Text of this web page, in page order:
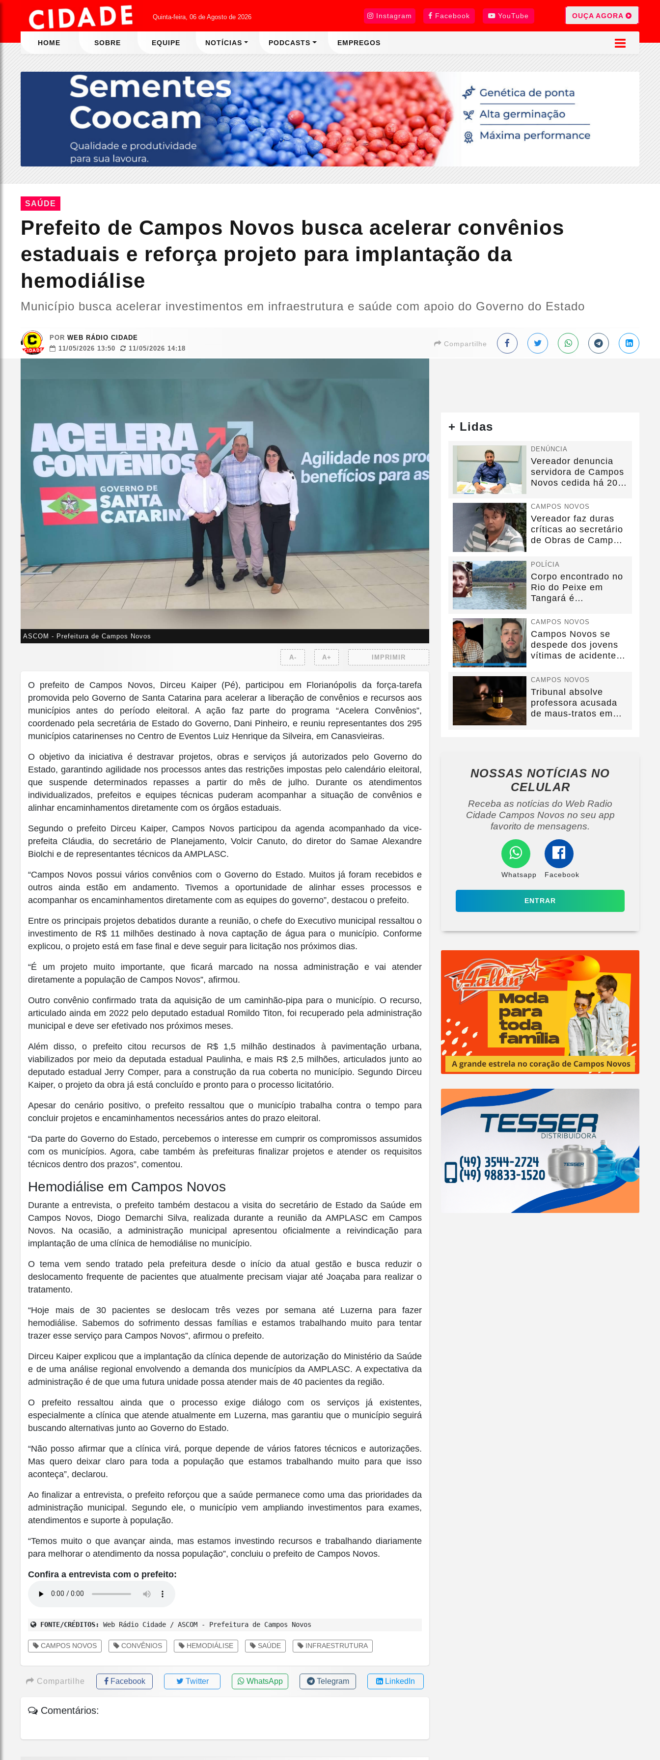
Quinta-feira, 06 de Agosto de 2026 Instagram Facebook YouTube OUÇA AGORA
HOME SOBRE EQUIPE NOTÍCIAS PODCASTS EMPREGOS
SAÚDE
Prefeito de Campos Novos busca acelerar convênios
estaduais e reforça projeto para implantação da
hemodiálise
Município busca acelerar investimentos em infraestrutura e saúde com apoio do Governo do Estado
POR WEB RÁDIO CIDADE
11/05/2026 13:50
11/05/2026 14:18
Compartilhe
ASCOM - Prefeitura de Campos Novos
A- A+ IMPRIMIR
O prefeito de Campos Novos, Dirceu Kaiper (Pé), participou em Florianópolis da força-tarefa
promovida pelo Governo de Santa Catarina para acelerar a liberação de convênios e recursos aos
municípios antes do período eleitoral. A ação faz parte do programa “Acelera Convênios”,
coordenado pela secretária de Estado do Governo, Dani Pinheiro, e reuniu representantes dos 295
municípios catarinenses no Centro de Eventos Luiz Henrique da Silveira, em Canasvieiras.
O objetivo da iniciativa é destravar projetos, obras e serviços já autorizados pelo Governo do
Estado, garantindo agilidade nos processos antes das restrições impostas pelo calendário eleitoral,
que suspende determinados repasses a partir do mês de julho. Durante os atendimentos
individualizados, prefeitos e equipes técnicas puderam acompanhar a situação de convênios e
alinhar encaminhamentos diretamente com os órgãos estaduais.
Segundo o prefeito Dirceu Kaiper, Campos Novos participou da agenda acompanhado da vice-
prefeita Cláudia, do secretário de Planejamento, Volcir Canuto, do diretor do Samae Alexandre
Biolchi e de representantes técnicos da AMPLASC.
“Campos Novos possui vários convênios com o Governo do Estado. Muitos já foram recebidos e
outros ainda estão em andamento. Tivemos a oportunidade de alinhar esses processos e
acompanhar os encaminhamentos diretamente com as equipes do governo”, destacou o prefeito.
Entre os principais projetos debatidos durante a reunião, o chefe do Executivo municipal ressaltou o
investimento de R$ 11 milhões destinado à nova captação de água para o município. Conforme
explicou, o projeto está em fase final e deve seguir para licitação nos próximos dias.
“É um projeto muito importante, que ficará marcado na nossa administração e vai atender
diretamente a população de Campos Novos”, afirmou.
Outro convênio confirmado trata da aquisição de um caminhão-pipa para o município. O recurso,
articulado ainda em 2022 pelo deputado estadual Romildo Titon, foi recuperado pela administração
municipal e deve ser efetivado nos próximos meses.
Além disso, o prefeito citou recursos de R$ 1,5 milhão destinados à pavimentação urbana,
viabilizados por meio da deputada estadual Paulinha, e mais R$ 2,5 milhões, articulados junto ao
deputado estadualJerry Comper, para a construção da rua coberta no município. Segundo Dirceu
Kaiper, o projeto da obra já está concluído e pronto para o processo licitatório.
Apesar do cenário positivo, o prefeito ressaltou que o município trabalha contra o tempo para
concluir projetos e encaminhamentos necessários antes do prazo eleitoral.
“Da parte do Governo do Estado, percebemos o interesse em cumprir os compromissos assumidos
com os municípios. Agora, cabe também às prefeituras finalizar projetos e atender os requisitos
técnicos dentro dos prazos”, comentou.
Hemodiálise em Campos Novos
Durante a entrevista, o prefeito também destacou a visita do secretário de Estado da Saúde em
Campos Novos, Diogo Demarchi Silva, realizada durante a reunião da AMPLASC em Campos
Novos. Na ocasião, a administração municipal apresentou oficialmente a reivindicação para
implantação de uma clínica de hemodiálise no município.
O tema vem sendo tratado pela prefeitura desde o início da atual gestão e busca reduzir o
deslocamento frequente de pacientes que atualmente precisam viajar até Joaçaba para realizar o
tratamento.
“Hoje mais de 30 pacientes se deslocam três vezes por semana até Luzerna para fazer
hemodiálise. Sabemos do sofrimento dessas famílias e estamos trabalhando muito para tentar
trazer esse serviço para Campos Novos”, afirmou o prefeito.
Dirceu Kaiper explicou que a implantação da clínica depende de autorização do Ministério da Saúde
e de uma análise regional envolvendo a demanda dos municípios da AMPLASC. A expectativa da
administração é de que uma futura unidade possa atender mais de 40 pacientes da região.
O prefeito ressaltou ainda que o processo exige diálogo com os serviços já existentes,
especialmente a clínica que atende atualmente em Luzerna, mas garantiu que o município seguirá
buscando alternativas junto ao Governo do Estado.
“Não posso afirmar que a clínica virá, porque depende de vários fatores técnicos e autorizações.
Mas quero deixar claro para toda a população que estamos trabalhando muito para que isso
aconteça”, declarou.
Ao finalizar a entrevista, o prefeito reforçou que a saúde permanece como uma das prioridades da
administração municipal. Segundo ele, o município vem ampliando investimentos para exames,
atendimentos e suporte à população.
“Temos muito o que avançar ainda, mas estamos investindo recursos e trabalhando diariamente
para melhorar o atendimento da nossa população”, concluiu o prefeito de Campos Novos.
Confira a entrevista com o prefeito:
FONTE/CRÉDITOS: Web Rádio Cidade / ASCOM - Prefeitura de Campos Novos
CAMPOS NOVOS CONVÊNIOS HEMODIÁLISE SAÚDE INFRAESTRUTURA
Compartilhe Facebook Twitter WhatsApp Telegram LinkedIn
Comentários:
+ Lidas
DENÚNCIA
Vereador denuncia
servidora de Campos
Novos cedida há 20
CAMPOS NOVOS
Vereador faz duras
críticas ao secretário
de Obras de Campos
POLÍCIA
Corpo encontrado no
Rio do Peixe em
Tangará é
CAMPOS NOVOS
Campos Novos se
despede dos jovens
vítimas de acidente
CAMPOS NOVOS
Tribunal absolve
professora acusada
de maus-tratos em
NOSSAS NOTÍCIAS NO
CELULAR
Receba as notícias do Web Radio
Cidade Campos Novos no seu app
favorito de mensagens.
Whatsapp Facebook
ENTRAR